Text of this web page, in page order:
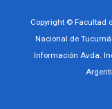
Copyright © Facultad
Nacional de
Información Avda.